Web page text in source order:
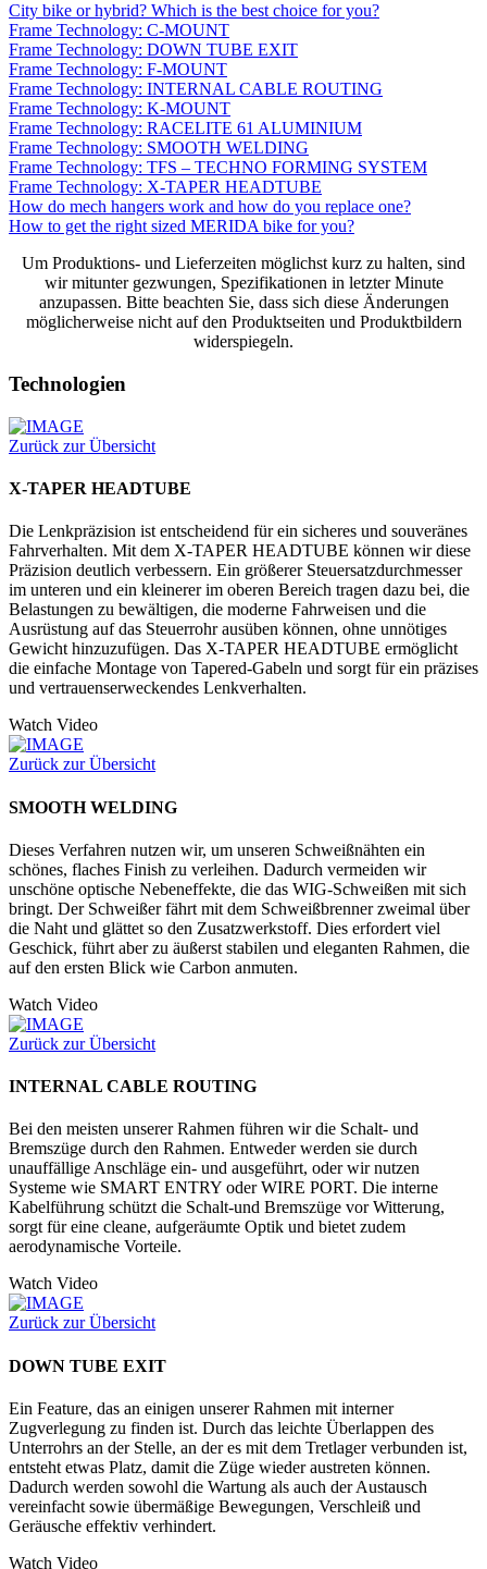
City bike or hybrid? Which is the best choice for you?
Frame Technology: C-MOUNT
Frame Technology: DOWN TUBE EXIT
Frame Technology: F-MOUNT
Frame Technology: INTERNAL CABLE ROUTING
Frame Technology: K-MOUNT
Frame Technology: RACELITE 61 ALUMINIUM
Frame Technology: SMOOTH WELDING
Frame Technology: TFS – TECHNO FORMING SYSTEM
Frame Technology: X-TAPER HEADTUBE
How do mech hangers work and how do you replace one?
How to get the right sized MERIDA bike for you?
Um Produktions- und Lieferzeiten möglichst kurz zu halten, sind
wir mitunter gezwungen, Spezifikationen in letzter Minute
anzupassen. Bitte beachten Sie, dass sich diese Änderungen
möglicherweise nicht auf den Produktseiten und Produktbildern
widerspiegeln.
Technologien
Zurück zur Übersicht
X-TAPER HEADTUBE
Die Lenkpräzision ist entscheidend für ein sicheres und souveränes
Fahrverhalten. Mit dem X-TAPER HEADTUBE können wir diese
Präzision deutlich verbessern. Ein größerer Steuersatzdurchmesser
im unteren und ein kleinerer im oberen Bereich tragen dazu bei, die
Belastungen zu bewältigen, die moderne Fahrweisen und die
Ausrüstung auf das Steuerrohr ausüben können, ohne unnötiges
Gewicht hinzuzufügen. Das X-TAPER HEADTUBE ermöglicht
die einfache Montage von Tapered-Gabeln und sorgt für ein präzises
und vertrauenserweckendes Lenkverhalten.
Watch Video
Zurück zur Übersicht
SMOOTH WELDING
Dieses Verfahren nutzen wir, um unseren Schweißnähten ein
schönes, flaches Finish zu verleihen. Dadurch vermeiden wir
unschöne optische Nebeneffekte, die das WIG-Schweißen mit sich
bringt. Der Schweißer fährt mit dem Schweißbrenner zweimal über
die Naht und glättet so den Zusatzwerkstoff. Dies erfordert viel
Geschick, führt aber zu äußerst stabilen und eleganten Rahmen, die
auf den ersten Blick wie Carbon anmuten.
Watch Video
Zurück zur Übersicht
INTERNAL CABLE ROUTING
Bei den meisten unserer Rahmen führen wir die Schalt- und
Bremszüge durch den Rahmen. Entweder werden sie durch
unauffällige Anschläge ein- und ausgeführt, oder wir nutzen
Systeme wie SMART ENTRY oder WIRE PORT. Die interne
Kabelführung schützt die Schalt-und Bremszüge vor Witterung,
sorgt für eine cleane, aufgeräumte Optik und bietet zudem
aerodynamische Vorteile.
Watch Video
Zurück zur Übersicht
DOWN TUBE EXIT
Ein Feature, das an einigen unserer Rahmen mit interner
Zugverlegung zu finden ist. Durch das leichte Überlappen des
Unterrohrs an der Stelle, an der es mit dem Tretlager verbunden ist,
entsteht etwas Platz, damit die Züge wieder austreten können.
Dadurch werden sowohl die Wartung als auch der Austausch
vereinfacht sowie übermäßige Bewegungen, Verschleiß und
Geräusche effektiv verhindert.
Watch Video